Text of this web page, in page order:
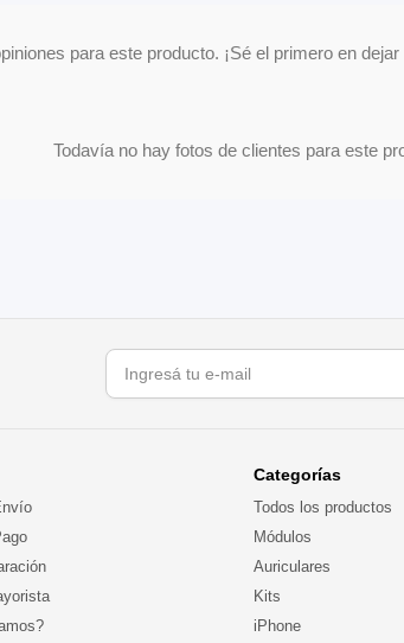
para este producto. ¡Sé el primero en
Todavía no hay fotos de clientes para este
Correo electrónico
Categorías
Todos los productos
Módulos
Auriculares
Kits
iPhone